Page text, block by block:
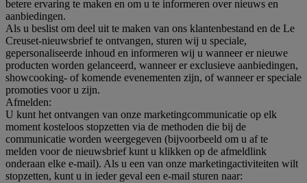
betere ervaring te maken en om u te informeren over nieuws en
aanbiedingen.
Als u beslist om deel uit te maken van ons klantenbestand en de Le
Creuset-nieuwsbrief te ontvangen, sturen wij u speciale,
gepersonaliseerde inhoud en informeren wij u wanneer er nieuwe
producten worden gelanceerd, wanneer er exclusieve aanbiedingen,
showcooking- of komende evenementen zijn, of wanneer er speciale
promoties voor u zijn.
Afmelden:
U kunt het ontvangen van onze marketingcommunicatie op elk
moment kosteloos stopzetten via de methoden die bij de
communicatie worden weergegeven (bijvoorbeeld om u af te
melden voor de nieuwsbrief kunt u klikken op de afmeldlink
onderaan elke e-mail). Als u een van onze marketingactiviteiten wilt
stopzetten, kunt u in ieder geval een e-mail sturen naar: